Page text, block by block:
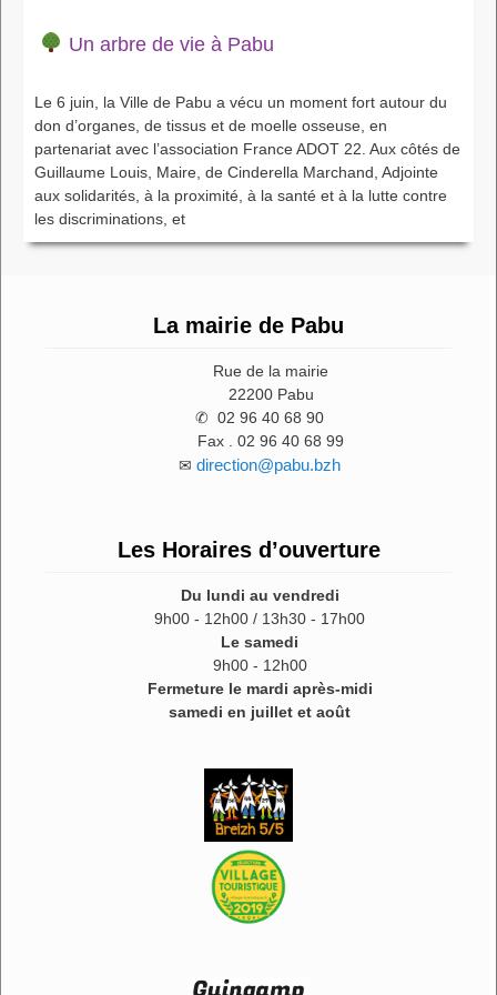
Un arbre de vie à Pabu
Le 6 juin, la Ville de Pabu a vécu un moment fort autour du
don d’organes, de tissus et de moelle osseuse, en
partenariat avec l’association France ADOT 22. Aux côtés de
Guillaume Louis, Maire, de Cinderella Marchand, Adjointe
aux solidarités, à la proximité, à la santé et à la lutte contre
les discriminations, et
La mairie de Pabu
Rue de la mairie
22200 Pabu
✆ 02 96 40 68 90
Fax . 02 96 40 68 99
✉ direction@pabu.bzh
Les Horaires d’ouverture
Du lundi au vendredi
9h00 - 12h00 / 13h30 - 17h00
Le samedi
9h00 - 12h00
Fermeture le mardi après-midi
samedi en juillet et août